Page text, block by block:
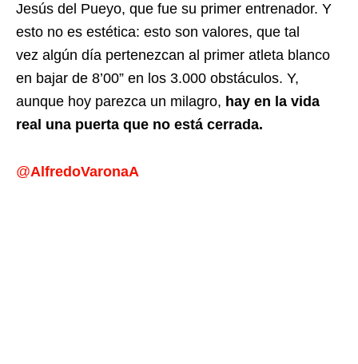
Jesús del Pueyo, que fue su primer entrenador. Y
esto no es estética: esto son valores, que tal
vez algún día pertenezcan al primer atleta blanco
en bajar de 8’00” en los 3.000 obstáculos. Y,
aunque hoy parezca un milagro, hay en la vida
real una puerta que no está cerrada.
@AlfredoVaronaA